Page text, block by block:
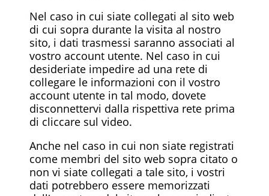
Nel caso in cui siate collegati al sito web
di cui sopra durante la visita al nostro
sito, i dati trasmessi saranno associati al
vostro account utente. Nel caso in cui
desideriate impedire ad una rete di
collegare le informazioni con il vostro
account utente in tal modo, dovete
disconnettervi dalla rispettiva rete prima
di cliccare sul video.
Anche nel caso in cui non siate registrati
come membri del sito web sopra citato o
non vi siate collegati a tale sito, i vostri
dati potrebbero essere memorizzati